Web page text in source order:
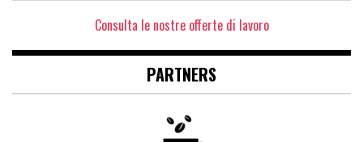
Consulta le nostre offerte di lavoro
PARTNERS